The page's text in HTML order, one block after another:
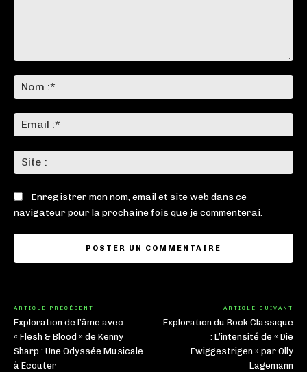
:*
:*
:
Enregistrer mon nom, email et site web dans ce
navigateur pour la prochaine fois que je commenterai.
ARTICLE PRÉCÉDENT
Exploration de l’âme avec
« Flesh & Blood » de Kenny
Sharp : Une Odyssée Musicale
à Ecouter
ARTICLE SUIVANT
Exploration du Rock Classique
: L’intensité de « Die
Ewiggestrigen » par Olly
Lagemann